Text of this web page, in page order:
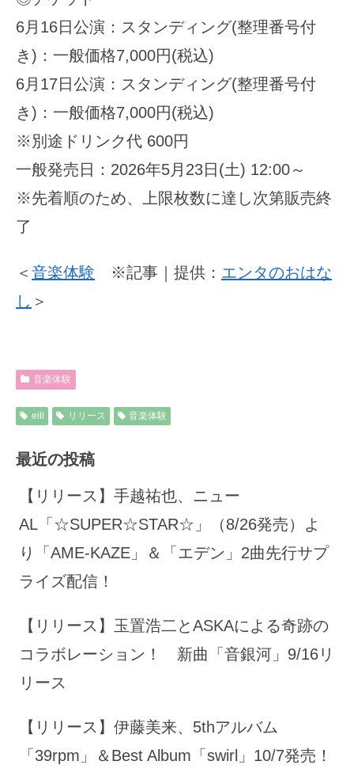
6月16日公演：スタンディング(整理番号付
き)：一般価格7,000円(税込)
6月17日公演：スタンディング(整理番号付
き)：一般価格7,000円(税込)
※別途ドリンク代 600円
一般発売日：2026年5月23日(土) 12:00～
※先着順のため、上限枚数に達し次第販売終
了
＜ 音楽体験 ※記事｜提供： エンタのおはな
し ＞
音楽体験
eill リリース 音楽体験
最近の投稿
【リリース】手越祐也、ニュー
AL「☆SUPER☆STAR☆」（8/26発売）よ
り「AME-KAZE」＆「エデン」2曲先行サプ
ライズ配信！
【リリース】玉置浩二とASKAによる奇跡の
コラボレーション！ 新曲「音銀河」9/16リ
リース
【リリース】伊藤美来、5thアルバム
「39rpm」＆Best Album「swirl」10/7発売！